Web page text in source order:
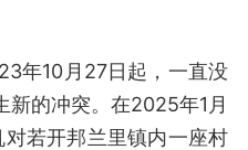
年10月27日起，一直没
新的冲突。在2025年1月
若开邦兰里镇内一座村